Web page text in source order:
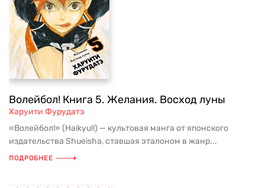
Волейбол! Книга 5. Желания. Восход луны
Харуити Фурудатэ
«Волейбол!» (Haikyu!!) — культовая манга от японского
издательства Shueisha, ставшая эталоном в жанр...
ПОДРОБНЕЕ